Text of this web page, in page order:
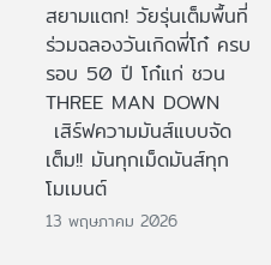
สยามแตก! วัยรุ่นเต็มพื้นที่
ร่วมฉลองวันเกิดพี่โก๋ ครบ
รอบ 50 ปี โก๋แก่ ชวน
THREE MAN DOWN
เสิร์ฟความมันส์แบบจัด
เต็ม!! มันทุกเม็ดมันส์ทุก
โมเมนต์
13 พฤษภาคม 2026